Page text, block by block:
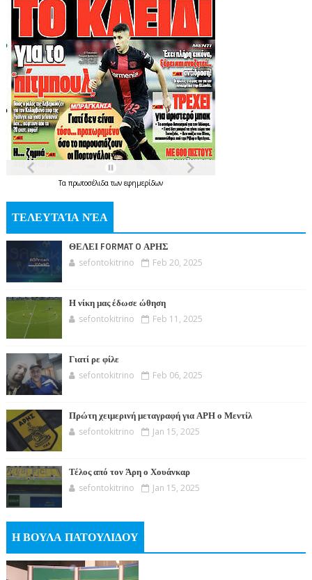
Τα πρωτοσέλιδατων εφημερίδων
ΤΕΛΕΥΤΑΊΑ ΝΈΑ
ΘΕΛΕΙ FORMAT O ΑΡΗΣ
sefontokitrino Feb 20, 2025
Η νίκη μας έδωσε ώθηση
sefontokitrino Feb 11, 2025
Γιατί ρε φίλε
sefontokitrino Feb 06, 2025
Πρώτη χειμερινή μεταγραφή για ΑΡΗ ο Μεντίλ
sefontokitrino Jan 15, 2025
Τέλος από τον Άρη ο Χουάνκαρ
sefontokitrino Jan 15, 2025
Η ΒΟΥΛΑ ΠΑΤΟΥΛΙΔΟΥ